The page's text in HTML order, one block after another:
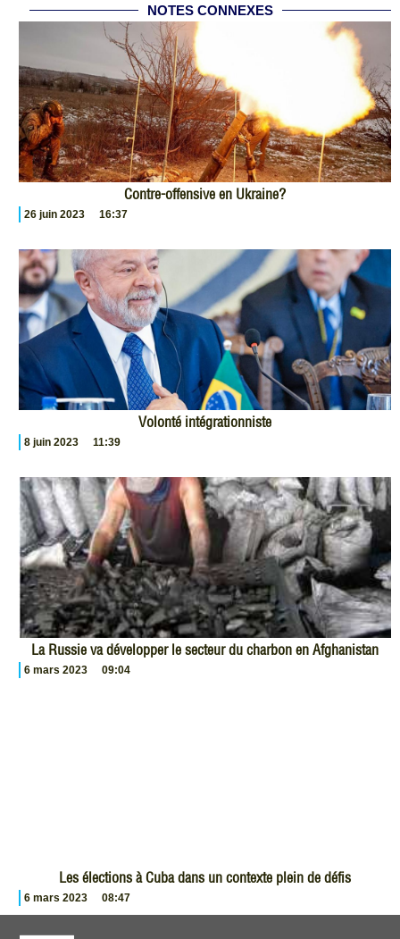
NOTES CONNEXES
Contre-offensive en Ukraine?
26 juin 2023 16:37
Volonté intégrationniste
8 juin 2023 11:39
La Russie va développer le secteur du charbon en Afghanistan
6 mars 2023 09:04
Les élections à Cuba dans un contexte plein de défis
6 mars 2023 08:47